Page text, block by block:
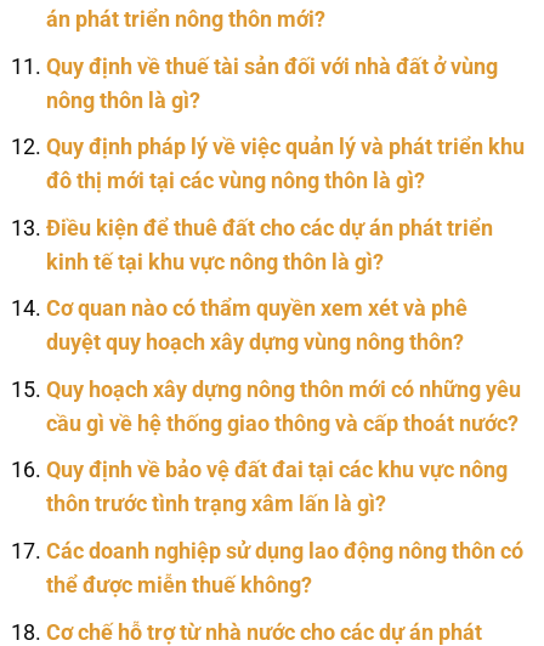
án phát triển nông thôn mới?
Quy định về thuế tài sản đối với nhà đất ở vùng
nông thôn là gì?
Quy định pháp lý về việc quản lý và phát triển khu
đô thị mới tại các vùng nông thôn là gì?
Điều kiện để thuê đất cho các dự án phát triển
kinh tế tại khu vực nông thôn là gì?
Cơ quan nào có thẩm quyền xem xét và phê
duyệt quy hoạch xây dựng vùng nông thôn?
Quy hoạch xây dựng nông thôn mới có những yêu
cầu gì về hệ thống giao thông và cấp thoát nước?
Quy định về bảo vệ đất đai tại các khu vực nông
thôn trước tình trạng xâm lấn là gì?
Các doanh nghiệp sử dụng lao động nông thôn có
thể được miễn thuế không?
Cơ chế hỗ trợ từ nhà nước cho các dự án phát